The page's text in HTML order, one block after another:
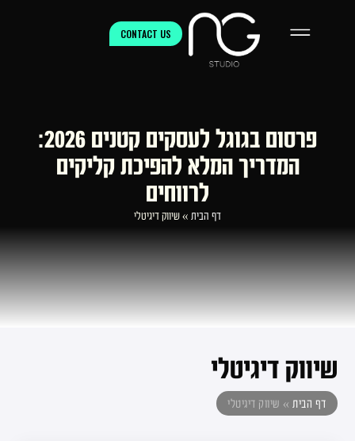
CONTACT US
פרסום בגוגל לעסקים קטנים 2026:
המדריך המלא להפיכת קליקים
לרווחים
דף הבית » שיווק דיגיטלי
שיווק דיגיטלי
דף הבית» שיווק דיגיטלי